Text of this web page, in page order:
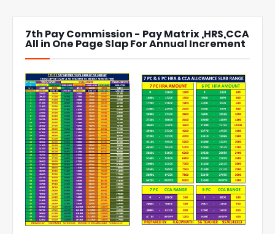
7th Pay Commission - Pay Matrix ,HRS,CCA
All in One Page Slap For Annual Increment